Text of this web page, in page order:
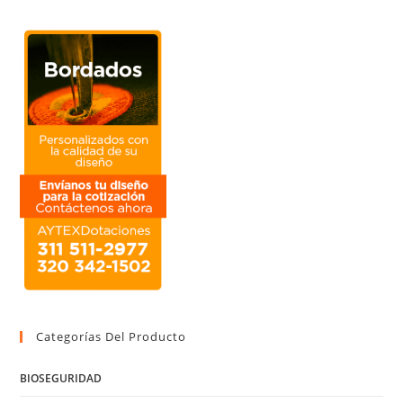
Categorías Del Producto
BIOSEGURIDAD